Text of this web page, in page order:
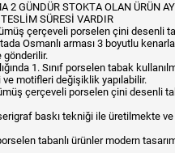
2 GÜNDÜR STOKTA OLAN ÜRÜN
SÜRESİ VARDIR
çerçeveli porselen çini desenli
Osmanlı arması 3 boyutlu
gönderilir.
1. Sınıf porselen tabak
motifleri değişiklik yapılabilir.
çerçeveli porselen çini desenli
baskı tekniği ile üretilmekte
tabanlı ürünler modern